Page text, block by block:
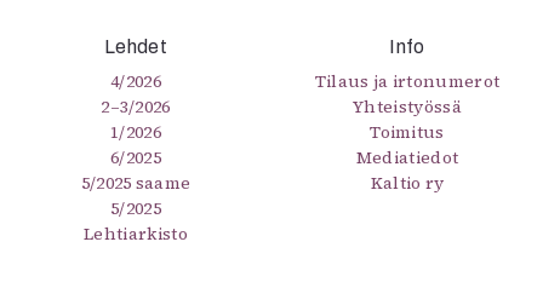
Lehdet
4/2026
2–3/2026
1/2026
6/2025
5/2025 saame
5/2025
Lehtiarkisto
Info
Tilaus ja irtonumerot
Yhteistyössä
Toimitus
Mediatiedot
Kaltio ry